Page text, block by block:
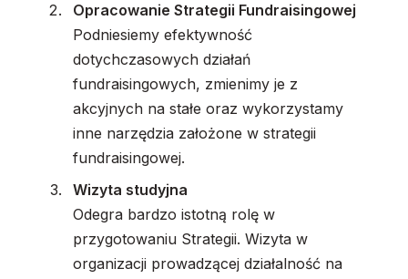
Opracowanie Strategii Fundraisingowej
Podniesiemy efektywność
dotychczasowych działań
fundraisingowych, zmienimy je z
akcyjnych na stałe oraz wykorzystamy
inne narzędzia założone w strategii
fundraisingowej.
Wizyta studyjna
Odegra bardzo istotną rolę w
przygotowaniu Strategii. Wizyta w
organizacji prowadzącej działalność na